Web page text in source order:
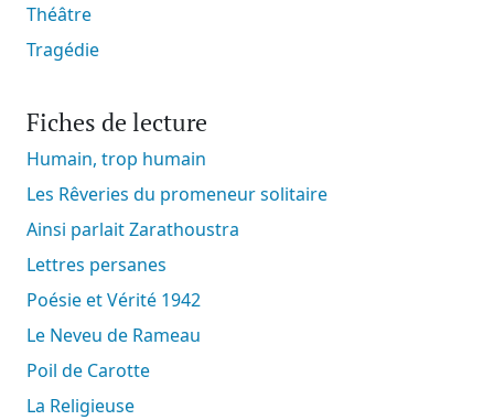
Théâtre
Tragédie
Fiches de lecture
Humain, trop humain
Les Rêveries du promeneur solitaire
Ainsi parlait Zarathoustra
Lettres persanes
Poésie et Vérité 1942
Le Neveu de Rameau
Poil de Carotte
La Religieuse